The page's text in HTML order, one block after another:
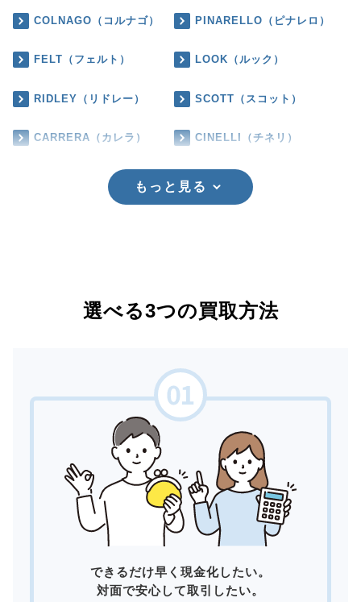
COLNAGO（コルナゴ） PINARELLO（ピナレロ）
FELT（フェルト） LOOK（ルック）
RIDLEY（リドレー） SCOTT（スコット）
CARRERA（カレラ） CINELLI（チネリ）
もっと見る
選べる3つの買取方法
できるだけ早く現金化したい。
対面で安心して取引したい。